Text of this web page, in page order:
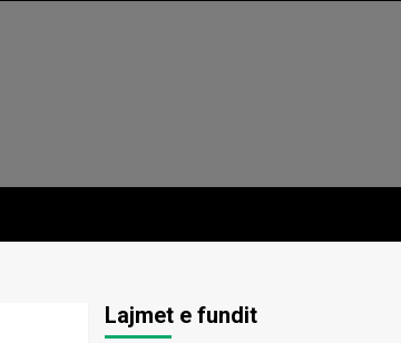
Lajmet e fundit